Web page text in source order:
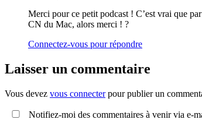
Merci pour ce petit podcast ! C’est vrai que
CN du Mac, alors merci ! ?
Connectez-vous pour répondre
Laisser un commentaire
Vous devez vous connecterpour publier un
Notifiez-moi des commentaires à venir via e-